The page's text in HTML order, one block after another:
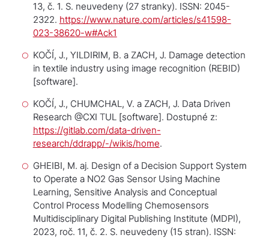
13, č. 1. S. neuvedeny (27 stranky). ISSN: 2045-
2322. https://www.nature.com/articles/s41598-
023-38620-w#Ack1
KOČÍ, J., YILDIRIM, B. a ZACH, J. Damage detection
in textile industry using image recognition (REBID)
[software].
KOČÍ, J., CHUMCHAL, V. a ZACH, J. Data Driven
Research @CXI TUL[software]. Dostupné z:
https://gitlab.com/data-driven-
research/ddrapp/-/wikis/home.
GHEIBI, M. aj. Design of a Decision Support System
to Operate a NO2 Gas Sensor Using Machine
Learning, Sensitive Analysis and Conceptual
Control Process Modelling Chemosensors
Multidisciplinary Digital Publishing Institute (MDPI),
2023, roč. 11, č. 2. S. neuvedeny (15 stran). ISSN: